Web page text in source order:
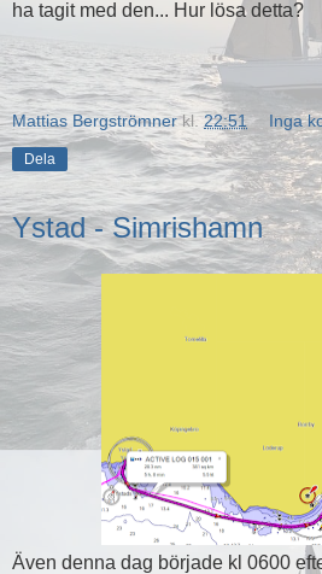
ha tagit med den... Hur lösa detta?
Mattias Bergströmner kl.22:51 Inga
Dela
Ystad - Simrishamn
Även denna dag började kl 0600